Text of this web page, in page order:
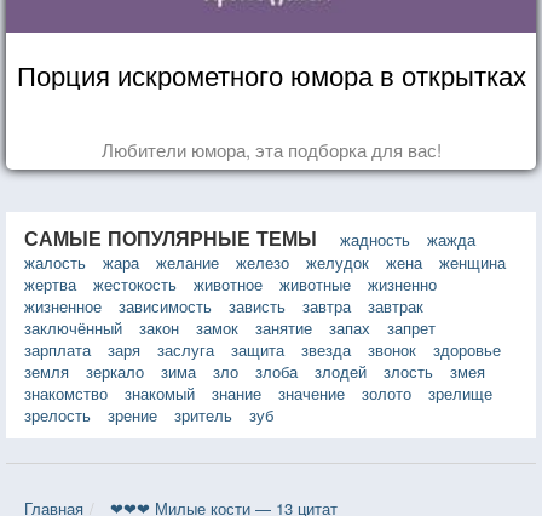
Порция искрометного юмора в открытках
Любители юмора, эта подборка для вас!
САМЫЕ ПОПУЛЯРНЫЕ ТЕМЫ жадность
жажда
жалость
жара желание железо желудок жена
женщина
жертва
жестокость животное животные
жизненно
жизненное
зависимость зависть завтра
завтрак
заключённый
закон замок занятие запах
запрет
зарплата
заря заслуга защита звезда звонок
здоровье
земля
зеркало зима зло злоба злодей злость
змея
знакомство
знакомый знание значение золото
зрелище
зрелость
зрение зритель зуб
Главная ❤❤❤ Милые кости — 13 цитат